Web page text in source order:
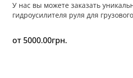
У нас вы можете заказать
гидроусилителя руля для
от 5000.00грн.